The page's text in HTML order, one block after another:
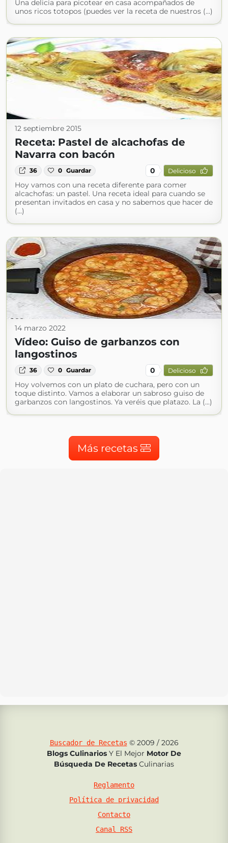
Una delicia para picotear en casa acompañados de
unos ricos totopos (puedes ver la receta de nuestros (...)
12 septiembre 2015
Receta: Pastel de alcachofas de
Navarra con bacón
36 0 Guardar 0 Delicioso
Hoy vamos con una receta diferente para comer
alcachofas: un pastel. Una receta ideal para cuando se
presentan invitados en casa y no sabemos que hacer de
(...)
14 marzo 2022
Vídeo: Guiso de garbanzos con
langostinos
36 0 Guardar 0 Delicioso
Hoy volvemos con un plato de cuchara, pero con un
toque distinto. Vamos a elaborar un sabroso guiso de
garbanzos con langostinos. Ya veréis que platazo. La (...)
Más recetas
Buscador de Recetas © 2009 / 2026
Blogs Culinarios Y El Mejor Motor De
Búsqueda De Recetas Culinarias
Reglamento
Política de privacidad
Contacto
Canal RSS